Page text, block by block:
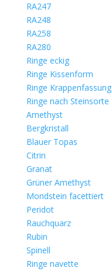
RA247
RA248
RA258
RA280
Ringe eckig
Ringe Kissenform
Ringe Krappenfassung
Ringe nach Steinsorte
Amethyst
Bergkristall
Blauer Topas
Citrin
Granat
Grüner Amethyst
Mondstein facettiert
Peridot
Rauchquarz
Rubin
Spinell
Ringe navette